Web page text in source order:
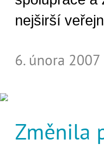
nejširší
6. února 2007
Změnila